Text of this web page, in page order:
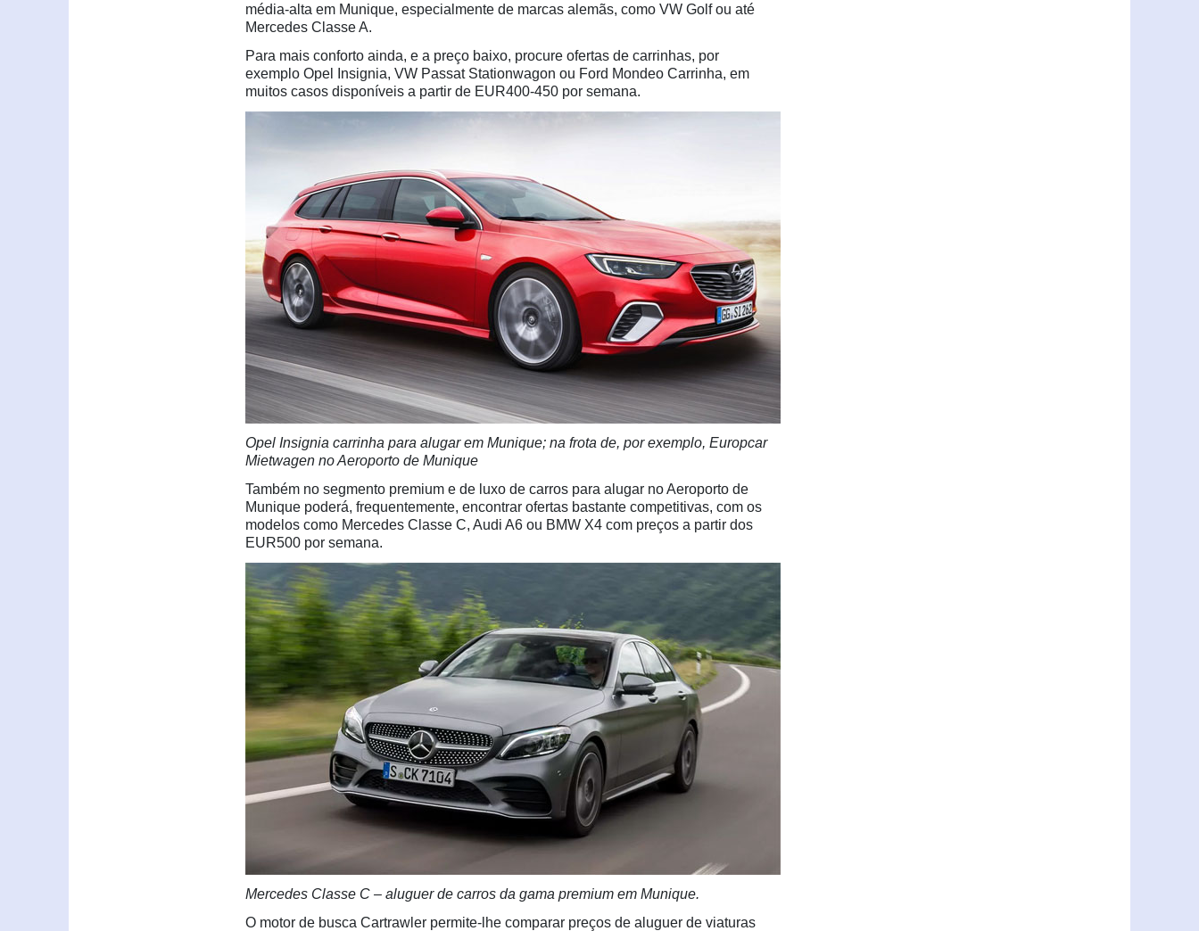
média-alta em Munique, especialmente de marcas alemãs, como VW Golf ou até
Mercedes Classe A.
Para mais conforto ainda, e a preço baixo, procure ofertas de carrinhas, por
exemplo Opel Insignia, VW Passat Stationwagon ou Ford Mondeo Carrinha, em
muitos casos disponíveis a partir de EUR400-450 por semana.
Opel Insignia carrinha para alugar em Munique; na frota de, por exemplo, Europcar
Mietwagen no Aeroporto de Munique
Também no segmento premium e de luxo de carros para alugar no Aeroporto de
Munique poderá, frequentemente, encontrar ofertas bastante competitivas, com os
modelos como Mercedes Classe C, Audi A6 ou BMW X4 com preços a partir dos
EUR500 por semana.
Mercedes Classe C – aluguer de carros da gama premium em Munique.
O motor de busca Cartrawler permite-lhe comparar preços de aluguer de viaturas